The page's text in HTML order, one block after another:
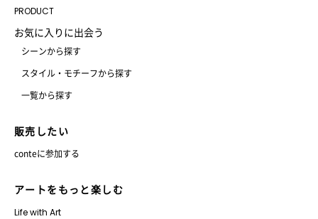
PRODUCT
お気に入りに出会う
シーンから探す
スタイル・モチーフから探す
一覧から探す
販売したい
conteに参加する
アートをもっと楽しむ
Life with Art